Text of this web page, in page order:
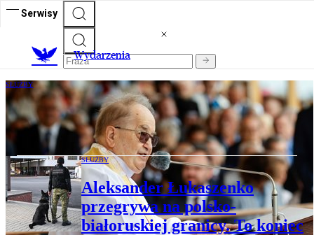
Serwisy
Wydarzenia
SŁUŻBY
Kolejna wizyta funkcjonariuszy CBA w
siedzibie fundacji Tadeusza Rydzyka
SŁUŻBY
Aleksander Łukaszenko
przegrywa na polsko-
białoruskiej granicy. To koniec